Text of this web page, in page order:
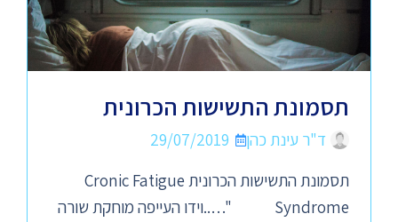
תסמונת התשישות הכרונית
ד"ר עינת כהן
29/07/2019
תסמונת התשישות הכרונית Cronic Fatigue
Syndrome "…..וידו העייפה מוחקת שורה